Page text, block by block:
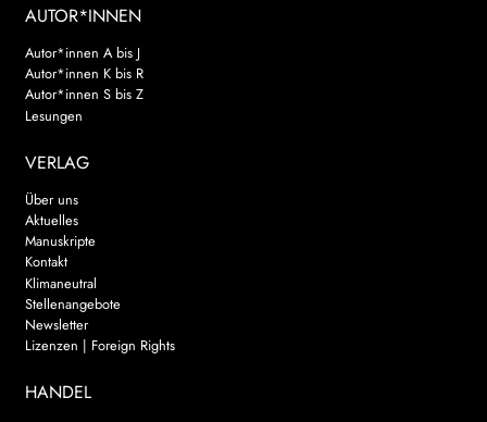
AUTOR*INNEN
Autor*innen A bis J
Autor*innen K bis R
Autor*innen S bis Z
Lesungen
VERLAG
Über uns
Aktuelles
Manuskripte
Kontakt
Klimaneutral
Stellenangebote
Newsletter
Lizenzen | Foreign Rights
HANDEL